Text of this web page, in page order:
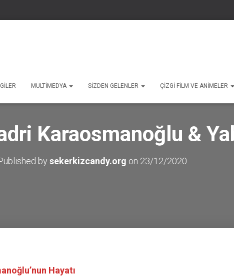
MULTIMEDYA SIZDEN GELENLER ÇIZGI FILM VE ANIMELER
Karaosmanoğlu &
by sekerkizcandy.org on 23/12/2020
Hayatı